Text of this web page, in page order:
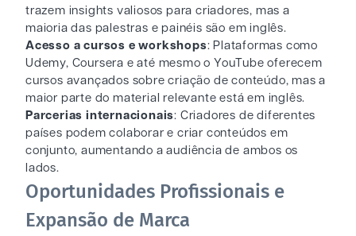
trazem insights valiosos para criadores, mas a
maioria das palestras e painéis são em inglês.
Acesso a cursos e workshops: Plataformas como
Udemy, Coursera e até mesmo o YouTube oferecem
cursos avançados sobre criação de conteúdo, mas a
maior parte do material relevante está em inglês.
Parcerias internacionais: Criadores de diferentes
países podem colaborar e criar conteúdos em
conjunto, aumentando a audiência de ambos os
lados.
Oportunidades Profissionais e
Expansão de Marca